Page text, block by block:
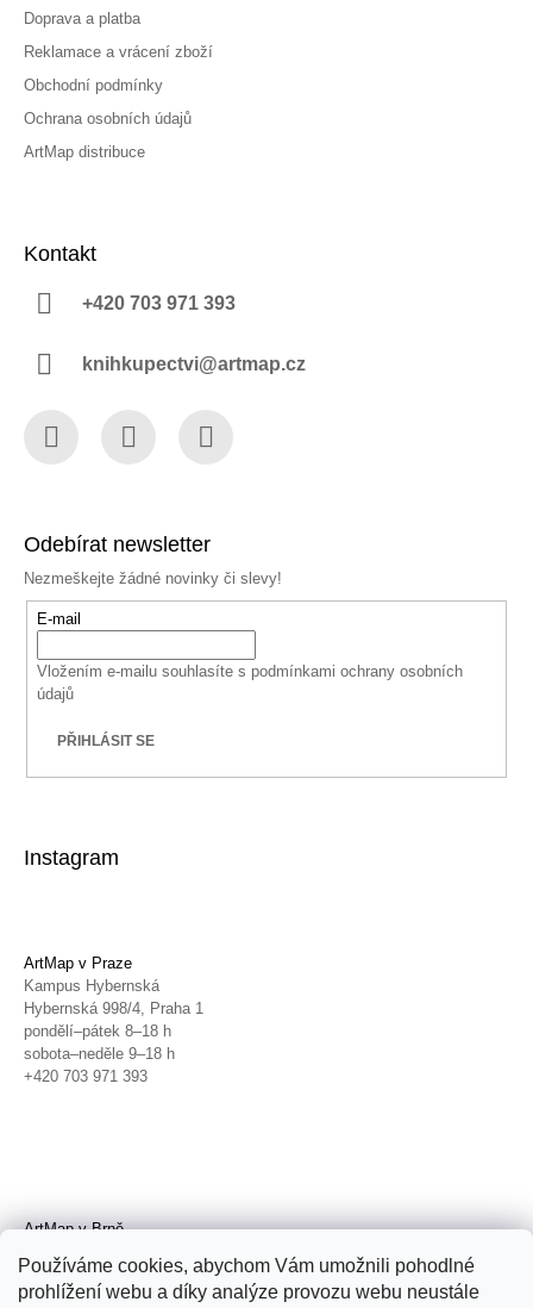
Používáme cookies, abychom Vám umožnili pohodlné
prohlížení webu a díky analýze provozu webu neustále
Doprava a platba
Reklamace a vrácení zboží
Obchodní podmínky
Ochrana osobních údajů
ArtMap distribuce
Kontakt
+420 703 971 393
knihkupectvi@artmap.cz
Odebírat newsletter
Nezmeškejte žádné novinky či slevy!
E-mail
Vložením e-mailu souhlasíte s podmínkami ochrany osobních
údajů
PŘIHLÁSIT SE
Instagram
ArtMap v Praze
Kampus Hybernská
Hybernská 998/4, Praha 1
pondělí–pátek 8–18 h
sobota–neděle 9–18 h
+420 703 971 393
ArtMap v Brně
Radnická 4, Brno
úterý–pátek 11–19 h